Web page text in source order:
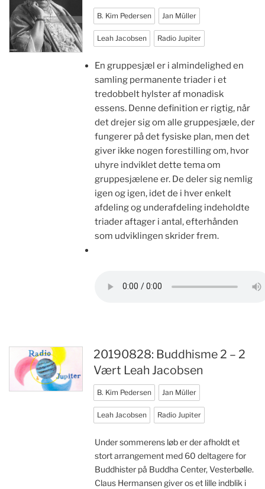
B. Kim Pedersen Jan Müller
Leah Jacobsen Radio Jupiter
En gruppesjæl er i almindelighed en
samling permanente triader i et
tredobbelt hylster af monadisk
essens. Denne definition er rigtig, når
det drejer sig om alle gruppesjæle, der
fungerer på det fysiske plan, men det
giver ikke nogen forestilling om, hvor
uhyre indviklet dette tema om
gruppesjælene er. De deler sig nemlig
igen og igen, idet de i hver enkelt
afdeling og underafdeling indeholdte
triader aftager i antal, efterhånden
som udviklingen skrider frem.
20190828: Buddhisme 2 – 2
Vært Leah Jacobsen
B. Kim Pedersen Jan Müller
Leah Jacobsen Radio Jupiter
Under sommerens løb er der afholdt et
stort arrangement med 60 deltagere for
Buddhister på Buddha Center, Vesterbølle.
Claus Hermansen giver os et lille indblik i